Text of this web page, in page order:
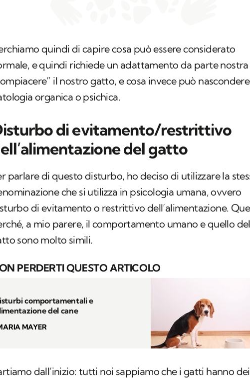
quindi di capire cosa può essere considerato
e quindi richiede un adattamento da parte nostra
il nostro gatto, e cosa invece può
organica o psichica.
di evitamento/restrittivo
del gatto
parlare di questo disturbo, ho deciso di utilizzare la
che si utilizza in psicologia umana, ovvero
di evitamento o restrittivo dell’alimentazione.
a mio parere, il comportamento umano e quello del
sono molto simili.
PERDERTI QUESTO ARTICOLO
comportamentali e
del cane
MAYER
dall’inizio: tutti noi sappiamo che i gatti hanno dei